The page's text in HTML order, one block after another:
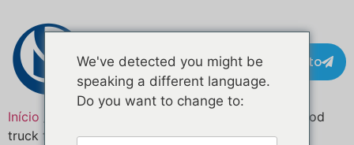
Contacto
Início / Produtos etiquetados com “CE certified food
truck for sale”
We've detected you might be
speaking a different language.
Do you want to change to: